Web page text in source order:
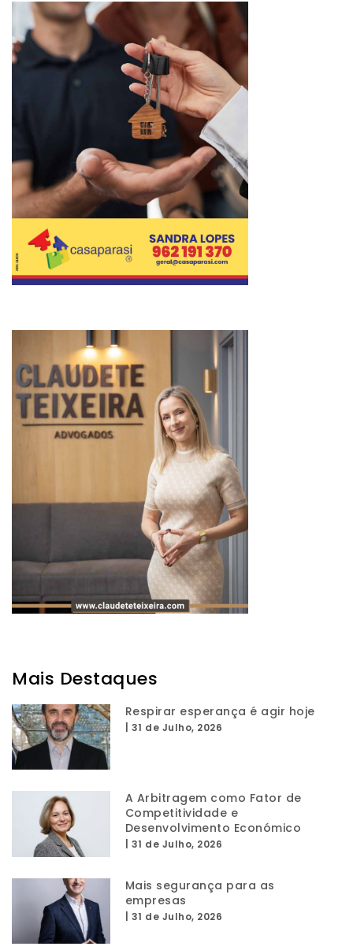
Mais Destaques
Respirar esperança é agir hoje
31 de Julho, 2026
A Arbitragem como Fator de
Competitividade e
Desenvolvimento Económico
31 de Julho, 2026
Mais segurança para as
empresas
31 de Julho, 2026